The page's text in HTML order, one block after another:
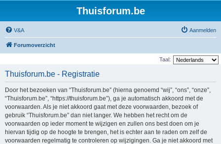
Thuisforum.be
V&A Aanmelden
Forumoverzicht
Taal:
Thuisforum.be - Registratie
Door het bezoeken van “Thuisforum.be” (hierna genoemd “wij”, “ons”, “onze”,
“Thuisforum.be”, “https://thuisforum.be”), ga je automatisch akkoord met de
voorwaarden. Als je niet akkoord gaat met deze voorwaarden, bezoek of
gebruik “Thuisforum.be” dan niet langer. We hebben het recht om de
voorwaarden op ieder moment te wijzigen en zullen ons best doen om je
hiervan tijdig op de hoogte te brengen, het is echter aan te raden om zelf de
voorwaarden regelmatig te controleren op wijzigingen. Ga je niet akkoord met